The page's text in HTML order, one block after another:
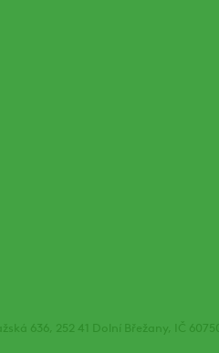
636, 252 41 Dolní Břežany, IČ